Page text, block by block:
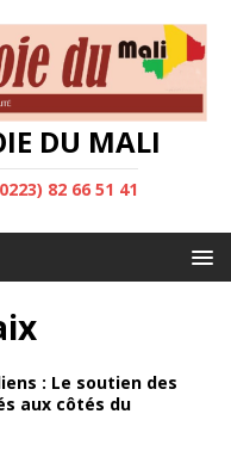
DU MALI
82 66 51 41
: Le soutien des
aux côtés du